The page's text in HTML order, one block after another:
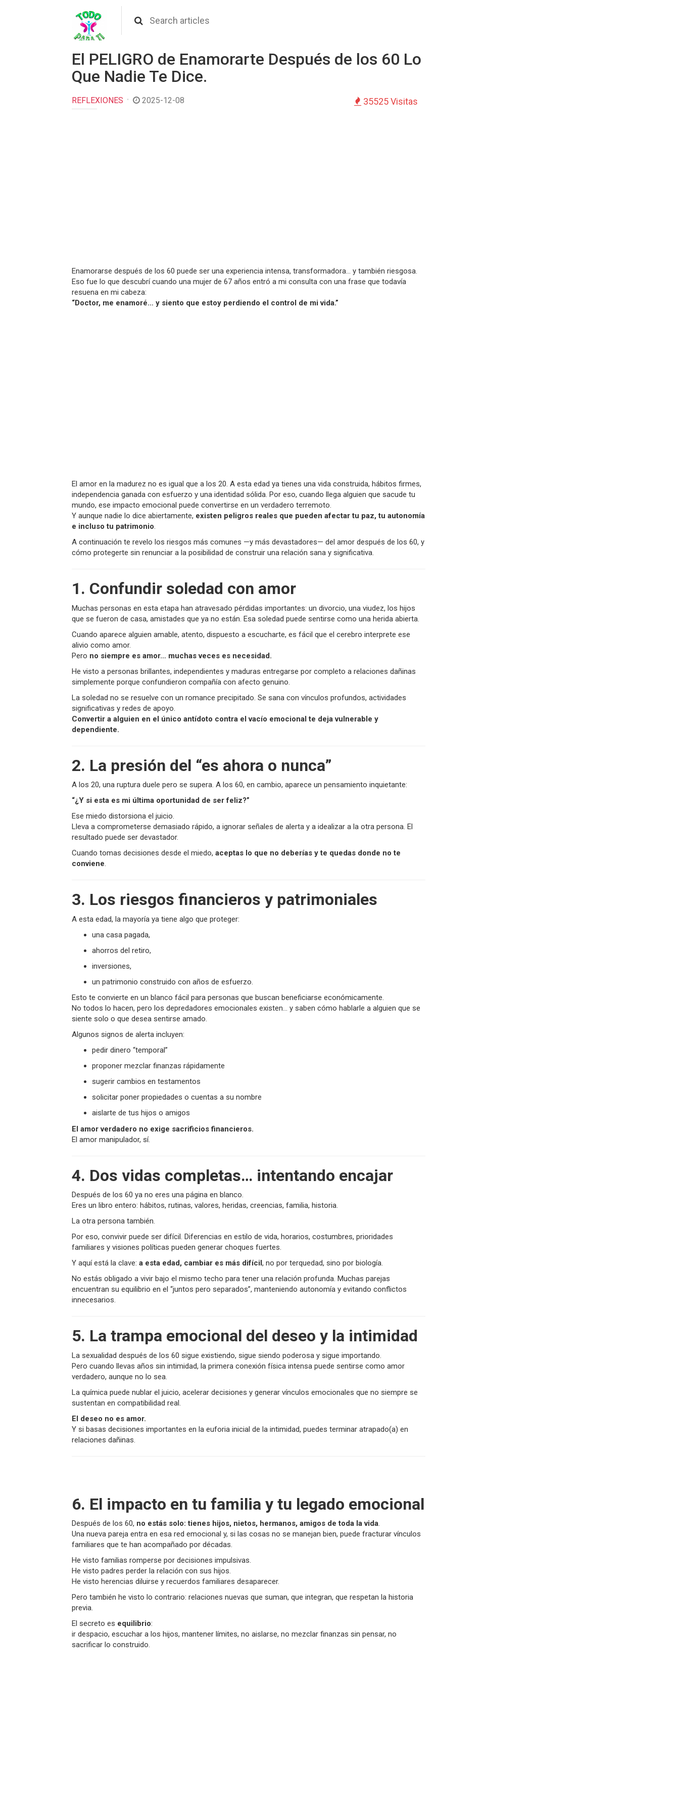
El PELIGRO de Enamorarte Después de los 60 Lo
Que Nadie Te Dice.
REFLEXIONES 2025-12-08 35525 Visitas
Enamorarse después de los 60 puede ser una experiencia intensa, transformadora… y también riesgosa.
Eso fue lo que descubrí cuando una mujer de 67 años entró a mi consulta con una frase que todavía
resuena en mi cabeza:
“Doctor, me enamoré… y siento que estoy perdiendo el control de mi vida.”
El amor en la madurez no es igual que a los 20. A esta edad ya tienes una vida construida, hábitos firmes,
independencia ganada con esfuerzo y una identidad sólida. Por eso, cuando llega alguien que sacude tu
mundo, ese impacto emocional puede convertirse en un verdadero terremoto.
Y aunque nadie lo dice abiertamente, existen peligros reales que pueden afectar tu paz, tu autonomía
e incluso tu patrimonio.
A continuación te revelo los riesgos más comunes —y más devastadores— del amor después de los 60, y
cómo protegerte sin renunciar a la posibilidad de construir una relación sana y significativa.
1. Confundir soledad con amor
Muchas personas en esta etapa han atravesado pérdidas importantes: un divorcio, una viudez, los hijos
que se fueron de casa, amistades que ya no están. Esa soledad puede sentirse como una herida abierta.
Cuando aparece alguien amable, atento, dispuesto a escucharte, es fácil que el cerebro interprete ese
alivio como amor.
Pero no siempre es amor… muchas veces es necesidad.
He visto a personas brillantes, independientes y maduras entregarse por completo a relaciones dañinas
simplemente porque confundieron compañía con afecto genuino.
La soledad no se resuelve con un romance precipitado. Se sana con vínculos profundos, actividades
significativas y redes de apoyo.
Convertir a alguien en el único antídoto contra el vacío emocional te deja vulnerable y
dependiente.
2. La presión del “es ahora o nunca”
A los 20, una ruptura duele pero se supera. A los 60, en cambio, aparece un pensamiento inquietante:
“¿Y si esta es mi última oportunidad de ser feliz?”
Ese miedo distorsiona el juicio.
Lleva a comprometerse demasiado rápido, a ignorar señales de alerta y a idealizar a la otra persona. El
resultado puede ser devastador.
Cuando tomas decisiones desde el miedo, aceptas lo que no deberías y te quedas donde no te
conviene.
3. Los riesgos financieros y patrimoniales
A esta edad, la mayoría ya tiene algo que proteger:
una casa pagada,
ahorros del retiro,
inversiones,
un patrimonio construido con años de esfuerzo.
Esto te convierte en un blanco fácil para personas que buscan beneficiarse económicamente.
No todos lo hacen, pero los depredadores emocionales existen… y saben cómo hablarle a alguien que se
siente solo o que desea sentirse amado.
Algunos signos de alerta incluyen:
pedir dinero “temporal”
proponer mezclar finanzas rápidamente
sugerir cambios en testamentos
solicitar poner propiedades o cuentas a su nombre
aislarte de tus hijos o amigos
El amor verdadero no exige sacrificios financieros.
El amor manipulador, sí.
4. Dos vidas completas… intentando encajar
Después de los 60 ya no eres una página en blanco.
Eres un libro entero: hábitos, rutinas, valores, heridas, creencias, familia, historia.
La otra persona también.
Por eso, convivir puede ser difícil. Diferencias en estilo de vida, horarios, costumbres, prioridades
familiares y visiones políticas pueden generar choques fuertes.
Y aquí está la clave: a esta edad, cambiar es más difícil, no por terquedad, sino por biología.
No estás obligado a vivir bajo el mismo techo para tener una relación profunda. Muchas parejas
encuentran su equilibrio en el “juntos pero separados”, manteniendo autonomía y evitando conflictos
innecesarios.
5. La trampa emocional del deseo y la intimidad
La sexualidad después de los 60 sigue existiendo, sigue siendo poderosa y sigue importando.
Pero cuando llevas años sin intimidad, la primera conexión física intensa puede sentirse como amor
verdadero, aunque no lo sea.
La química puede nublar el juicio, acelerar decisiones y generar vínculos emocionales que no siempre se
sustentan en compatibilidad real.
El deseo no es amor.
Y si basas decisiones importantes en la euforia inicial de la intimidad, puedes terminar atrapado(a) en
relaciones dañinas.
6. El impacto en tu familia y tu legado emocional
Después de los 60, no estás solo: tienes hijos, nietos, hermanos, amigos de toda la vida.
Una nueva pareja entra en esa red emocional y, si las cosas no se manejan bien, puede fracturar vínculos
familiares que te han acompañado por décadas.
He visto familias romperse por decisiones impulsivas.
He visto padres perder la relación con sus hijos.
He visto herencias diluirse y recuerdos familiares desaparecer.
Pero también he visto lo contrario: relaciones nuevas que suman, que integran, que respetan la historia
previa.
El secreto es equilibrio:
ir despacio, escuchar a los hijos, mantener límites, no aislarse, no mezclar finanzas sin pensar, no
sacrificar lo construido.